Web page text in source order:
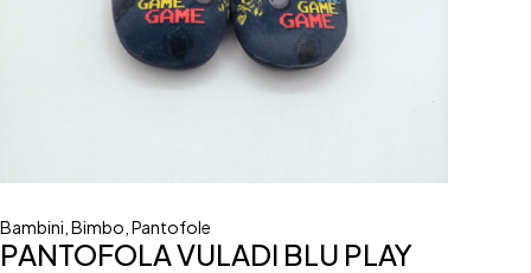
Bambini Bimbo Pantofole
PANTOFOLA VULADI BLU PLAY